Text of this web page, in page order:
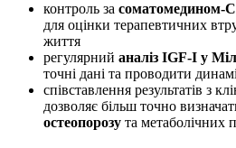
контроль за соматомедином-
для оцінки терапевтичних
життя
регулярний аналіз IGF-I у
точні дані та проводити
співставлення результатів з
дозволяє більш точно
остеопорозу та метаболічних